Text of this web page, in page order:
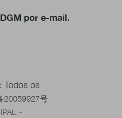
por e-mail.
Todos os
20059927号
-